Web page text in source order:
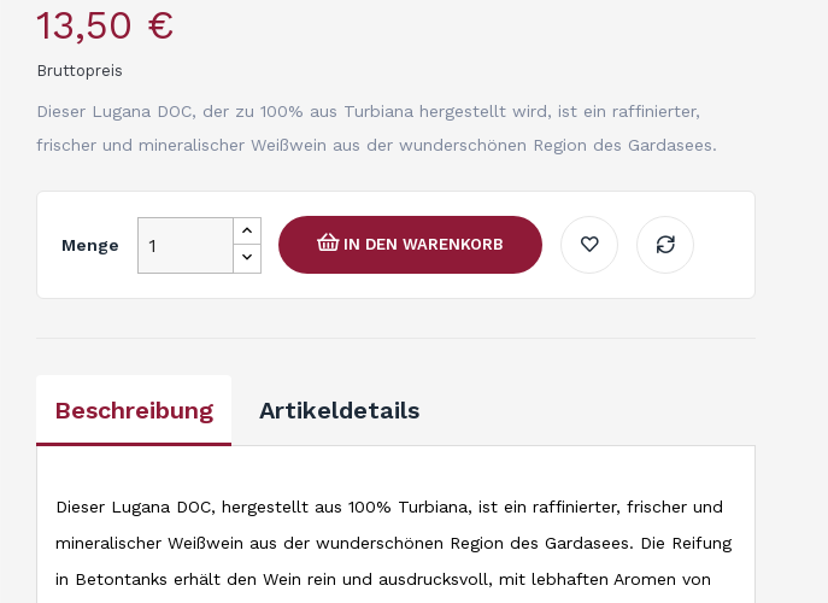
13,50 €
Bruttopreis
Dieser Lugana DOC, der zu 100% aus Turbiana hergestellt wird, ist ein raffinierter,
frischer und mineralischer Weißwein aus der wunderschönen Region des Gardasees.
Menge IN DEN WARENKORB
Beschreibung Artikeldetails
Dieser Lugana DOC, hergestellt aus 100% Turbiana, ist ein raffinierter, frischer und
mineralischer Weißwein aus der wunderschönen Region des Gardasees. Die Reifung
in Betontanks erhält den Wein rein und ausdrucksvoll, mit lebhaften Aromen von